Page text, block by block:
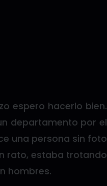
espero hacerlo bien.
departamento por el
una persona sin foto
rato, estaba trotando
hombres.